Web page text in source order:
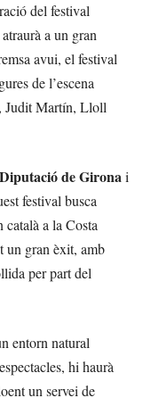
del festival
a un gran
avui, el festival
de l’escena
Judit Martín, Lloll
Diputació de Gironai
festival busca
català a la Costa
un gran èxit, amb
per part del
entorn natural
hi haurà
un servei de